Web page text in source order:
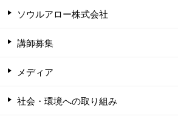
ソウルアロー株式会社
講師募集
メディア
社会・環境への取り組み